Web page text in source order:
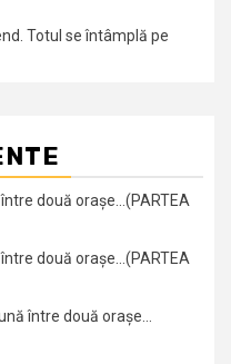
Totul se întâmplă pe
două orașe…(PARTEA
două orașe…(PARTEA
între două orașe…